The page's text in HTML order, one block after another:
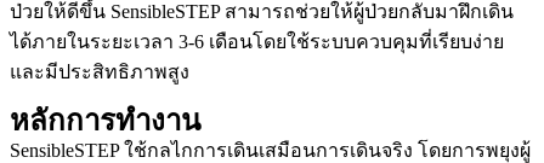
ป่วยให้ดีขึ้น SensibleSTEP สามารถช่วยให้ผู้ป่วยกลับมาฝึกเดิน
ได้ภายในระยะเวลา 3-6 เดือนโดยใช้ระบบควบคุมที่เรียบง่าย
และมีประสิทธิภาพสูง
หลักการทำงาน
SensibleSTEP ใช้กลไกการเดินเสมือนการเดินจริง โดยการพยุงผู้